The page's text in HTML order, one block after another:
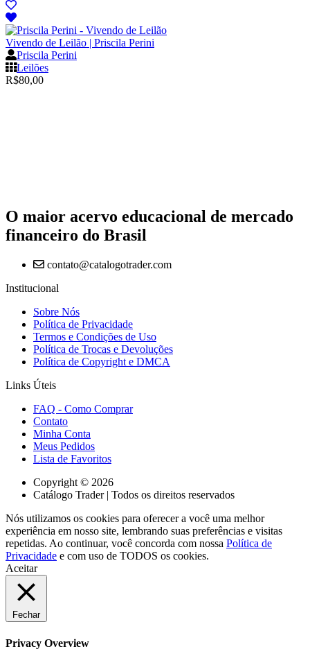
Vivendo de Leilão | Priscila Perini
Priscila Perini
Leilões
R$80,00
O maior acervo educacional de mercado
financeiro do Brasil
contato@catalogotrader.com
Institucional
Sobre Nós
Política de Privacidade
Termos e Condições de Uso
Política de Trocas e Devoluções
Política de Copyright e DMCA
Links Úteis
FAQ - Como Comprar
Contato
Minha Conta
Meus Pedidos
Lista de Favoritos
Copyright © 2026
Catálogo Trader | Todos os direitos reservados
Nós utilizamos os cookies para oferecer a você uma melhor
experiência em nosso site, lembrando suas preferências e visitas
repetidas. Ao continuar, você concorda com nossa Política de
Privacidade e com uso de TODOS os cookies.
Aceitar
Fechar
Privacy Overview